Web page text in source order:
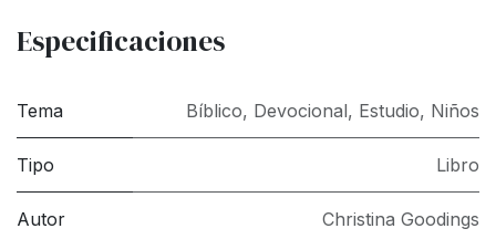
Especificaciones
Tema Bíblico, Devocional, Estudio, Niños
Tipo Libro
Autor Christina Goodings